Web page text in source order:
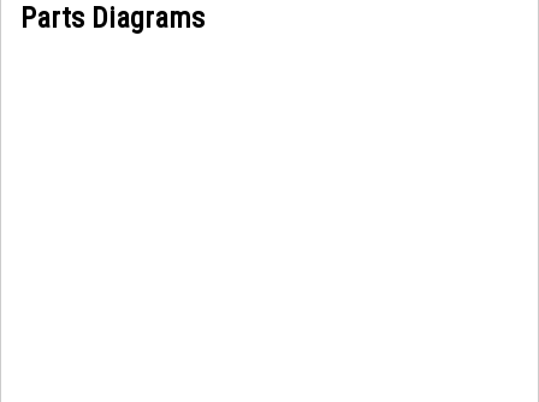
Parts Diagrams